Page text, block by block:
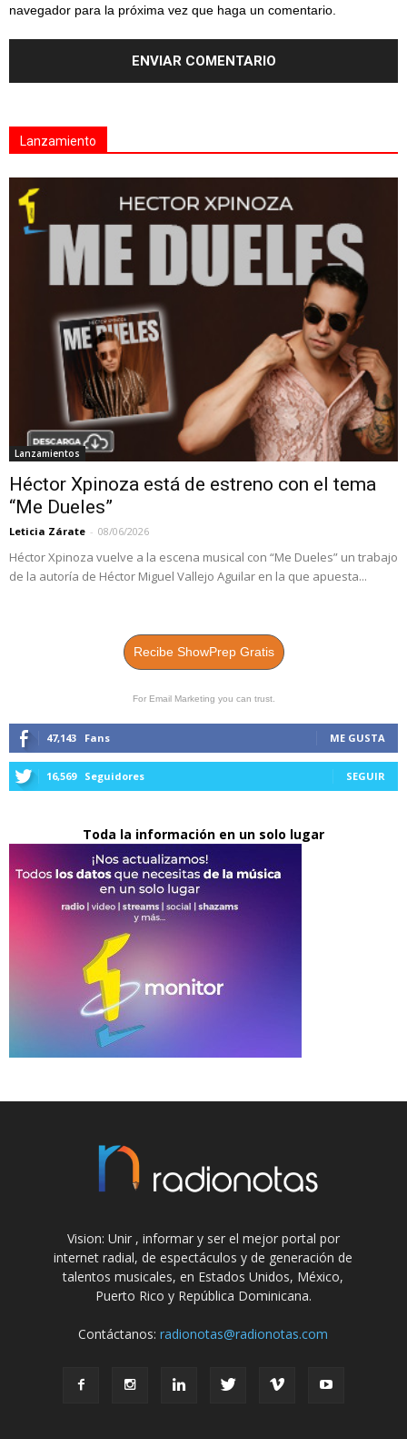
navegador para la próxima vez que haga un comentario.
Lanzamiento
Lanzamientos
Héctor Xpinoza está de estreno con el tema
“Me Dueles”
Leticia Zárate - 08/06/2026
Héctor Xpinoza vuelve a la escena musical con “Me Dueles” un trabajo
de la autoría de Héctor Miguel Vallejo Aguilar en la que apuesta...
Recibe ShowPrep Gratis
For Email Marketing you can trust.
47,143 Fans ME GUSTA
16,569 Seguidores SEGUIR
Toda la información en un solo lugar
Vision: Unir , informar y ser el mejor portal por
internet radial, de espectáculos y de generación de
talentos musicales, en Estados Unidos, México,
Puerto Rico y República Dominicana.
Contáctanos:radionotas@radionotas.com